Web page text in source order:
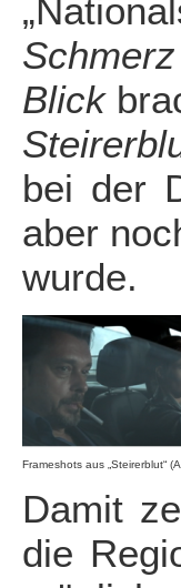
Schmerz
Blick
bei der
aber
wurde.
Frameshots aus „Steirerblut“
Damit
die